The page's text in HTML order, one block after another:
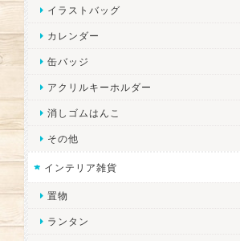
イラストバッグ
カレンダー
缶バッジ
アクリルキーホルダー
消しゴムはんこ
その他
インテリア雑貨
置物
ランタン